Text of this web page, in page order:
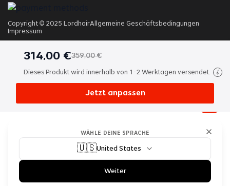
Copyright © 2025 LordhairAllgemeine Geschäftsbedingungen
Impressum
314,00 €359,00 €
Dieses Produkt wird innerhalb von 1-2 Werktagen versendet.
Jetzt anpassen
WÄHLE DEINE SPRACHE
🇺🇸United States
Weiter